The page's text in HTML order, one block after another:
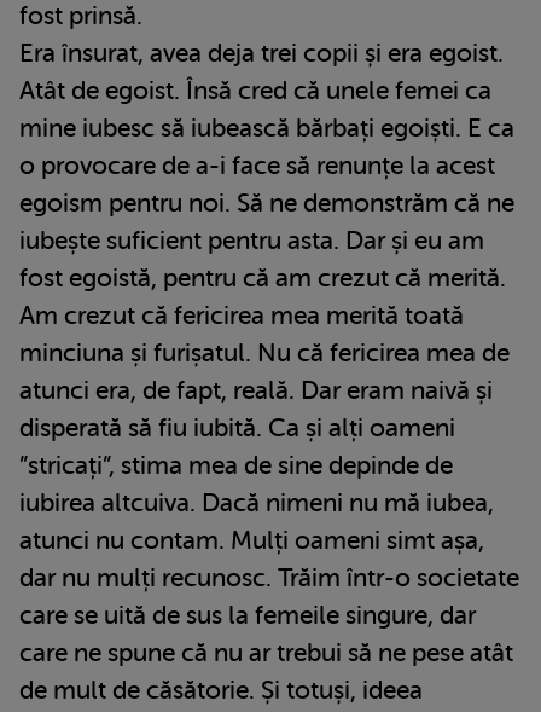
fost prinsă.
Era însurat, avea deja trei copii și era egoist.
Atât de egoist. Însă cred că unele femei ca
mine iubesc să iubească bărbați egoiști. E ca
o provocare de a-i face să renunțe la acest
egoism pentru noi. Să ne demonstrăm că ne
iubește suficient pentru asta. Dar și eu am
fost egoistă, pentru că am crezut că merită.
Am crezut că fericirea mea merită toată
minciuna și furișatul. Nu că fericirea mea de
atunci era, de fapt, reală. Dar eram naivă și
disperată să fiu iubită. Ca și alți oameni
”stricați”, stima mea de sine depinde de
iubirea altcuiva. Dacă nimeni nu mă iubea,
atunci nu contam. Mulți oameni simt așa,
dar nu mulți recunosc. Trăim într-o societate
care se uită de sus la femeile singure, dar
care ne spune că nu ar trebui să ne pese atât
de mult de căsătorie. Și totuși, ideea